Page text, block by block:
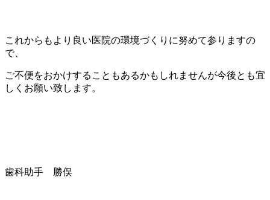
これからもより良い医院の環境づくりに努めて参りますの
で、
ご不便をおかけすることもあるかもしれませんが今後とも宜
しくお願い致します。
歯科助手 勝俣